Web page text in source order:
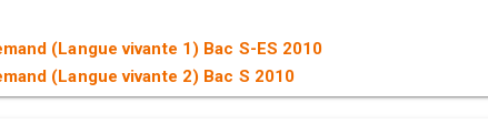
(Langue vivante 1) Bac S-ES 2010
(Langue vivante 2) Bac S 2010